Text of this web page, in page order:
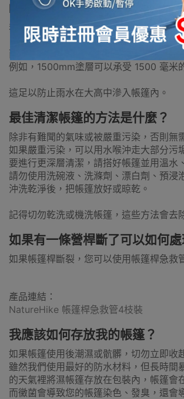
保溫冰箱 保暖內衣 保暖鞋
天幕布 充氣床墊/氣墊床
活動展覽摺枱 摺疊床 氣
Naturehike帳篷防水的定義是
我們Naturehike 帳篷有防水層，代表著
而“mm”指的是毫米，並與一個數字配對
例如，1500mm塗層可以承受 1500 毫米
這足以防止雨水在大高中滲入帳篷內。
最佳清潔帳篷的方法是什麼？
除非有難聞的氣味或被嚴重污染，否則無
如果嚴重污染，可以用水喉沖走大部分污
要進行更深層清潔，請搭好帳篷並用溫水
請勿使用洗碗液、洗滌劑、漂白劑、預浸
沖洗乾淨後，把帳篷放好或晾乾。
記得切勿乾洗或機洗帳篷，這些方法會去
如果有一條營桿斷了可以如何處
如果帳篷桿斷裂，您可以使用帳篷桿急救
產品連結：
NatureHike 帳篷桿急救管4枝裝
我應該如何存放我的帳篷？
如果帳篷使用後潮濕或骯髒，切勿立即收
雖然我們使用最好的防水材料，但長時
的天氣裡將濕帳篷存放在包裝內，帳篷會
而黴菌會導致您的帳篷染色、發臭，還會